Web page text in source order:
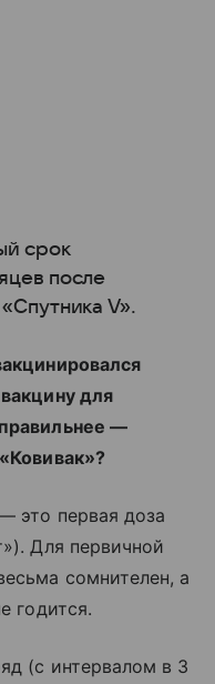
срок
после
V».
для
—
это первая доза
Для первичной
сомнителен, а
годится.
(с интервалом в 3